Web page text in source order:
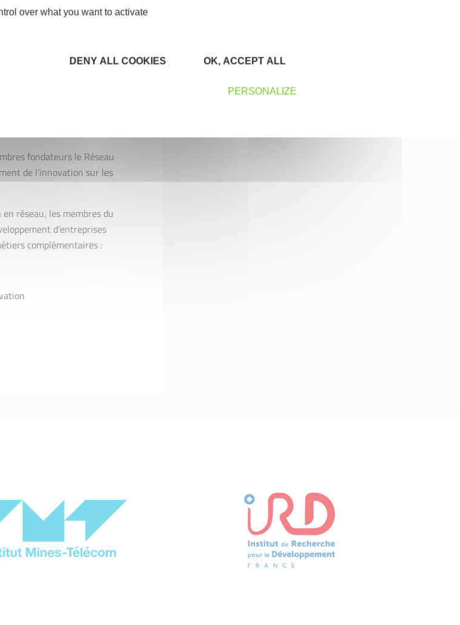
aux besoins des jeunes
fondateurs le Réseau
de l’innovation sur les
réseau, les membres du
d’entreprises
complémentaires :
over what you want to activate
OK, ACCEPT ALL
DENY ALL COOKIES
PERSONALIZE